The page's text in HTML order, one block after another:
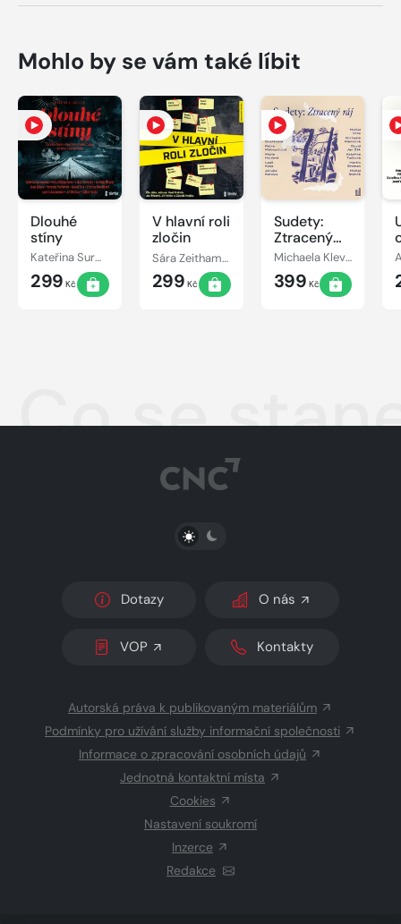
Mohlo by se vám také líbit
Dlouhé
stíny
Kateřina Surmanová, Veronika Fiedlerová, Jiří Březina, Iva Hadj Moussa, Anna Bolavá, Dalibor Vácha, Lucie Lukačovičová, Lukáš Vavrečka, Kristina Hlaváčková, Daniel Gris, Petra Klabouchová
299 Kč
V hlavní roli
zločin
Sára Zeithammerová, Kristýna Trpková, David Urban, Radek Blažek, Petr Bým, Petra Klabouchová, Jiří Březina, Kateřina Surmanová, Marek Epstein, Boris Dočekal, Petra Dvořáková
299 Kč
Sudety:
Ztracený
ráj
Michaela Klevisová, Kateřina Tučková, David Jan Žák, Marie Hajdová, Petra Klabouchová, Leoš Kyša, Petra Dvořáková, Jaroslav Rudiš, Jakuba Katalpa, Michal Vrba
399 Kč
Co se
PŘEPNOUT SVĚTLÝ/TMAVÝ REŽIM
Dotazy O nás
VOP Kontakty
Autorská práva k publikovaným materiálům
Podmínky pro užívání služby informační společnosti
Informace o zpracování osobních údajů
Jednotná kontaktní místa
Cookies
Nastavení soukromí
Inzerce
Redakce